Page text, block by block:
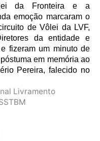
da Fronteira e a
emoção marcaram o
de Vôlei da LVF,
da entidade e
fizeram um minuto de
em memória ao
Pereira, falecido no
Livramento